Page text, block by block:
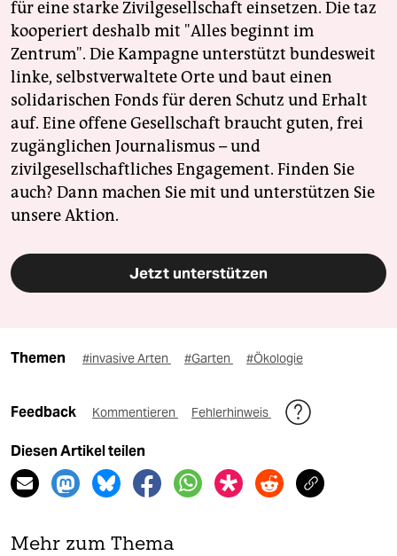
für eine starke Zivilgesellschaft einsetzen. Die taz
kooperiert deshalb mit "Alles beginnt im
Zentrum". Die Kampagne unterstützt bundesweit
linke, selbstverwaltete Orte und baut einen
solidarischen Fonds für deren Schutz und Erhalt
auf. Eine offene Gesellschaft braucht guten, frei
zugänglichen Journalismus – und
zivilgesellschaftliches Engagement. Finden Sie
auch? Dann machen Sie mit und unterstützen Sie
unsere Aktion.
Jetzt unterstützen
Themen #invasive Arten #Garten #Ökologie
Feedback Kommentieren Fehlerhinweis
Diesen Artikel teilen
Mehr zum Thema